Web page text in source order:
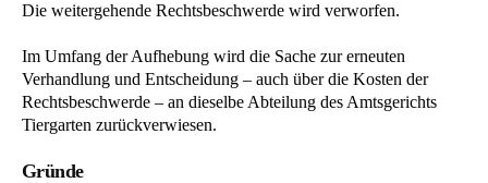
Die weitergehende Rechtsbeschwerde wird verworfen.
Im Umfang der Aufhebung wird die Sache zur erneuten
Verhandlung und Entscheidung – auch über die Kosten der
Rechtsbeschwerde – an dieselbe Abteilung des Amtsgerichts
Tiergarten zurückverwiesen.
Gründe